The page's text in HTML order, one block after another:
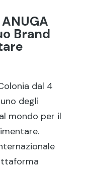
Brand
dal 4
degli
mondo per il